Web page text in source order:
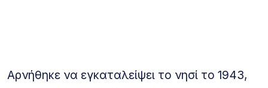
Αρνήθηκε να εγκαταλείψει το νησί το 1943,